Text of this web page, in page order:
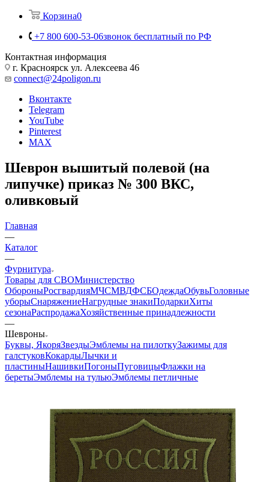
Корзина0
+7 800 600-53-06звонок бесплатный по РФ
Контактная информация
г. Красноярск ул. Алексеева 46
connect@24poligon.ru
Вконтакте
Telegram
YouTube
Pinterest
MAX
Шеврон вышитый полевой (на
липучке) приказ № 300 ВКС,
оливковый
Главная
—
Каталог
—
Фурнитура
Товары для СВОМинистерство
ОбороныРосгвардияМЧСМВДФСБОдеждаОбувьГоловные
уборыСнаряжениеНагрудные знакиПодаркиХиты
сезонаРаспродажаХозяйственные принадлежности
—
Шевроны
Буквы, ЯкоряЗвездыЭмблемы на пилоткуЗажимы для
галстуковКокардыЛычки и
пластиныНашивкиПогоныПуговицыФлажки на
беретыЭмблемы на тульюЭмблемы петличные